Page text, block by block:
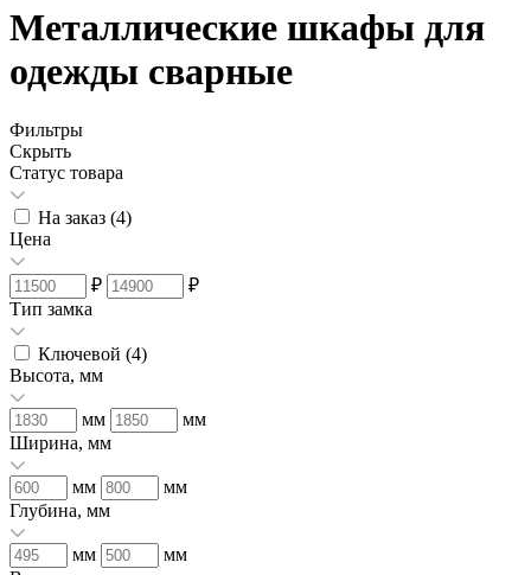
Металлические шкафы для
одежды сварные
Фильтры
Скрыть
Статус товара
На заказ (4)
Цена
₽
₽
Тип замка
Ключевой (4)
Высота, мм
мм
мм
Ширина, мм
мм
мм
Глубина, мм
мм
мм